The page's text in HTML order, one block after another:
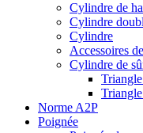
Cylindre de
Cylindre
Cylindre
Accessoires
Cylindre de
Norme A2P
Poignée